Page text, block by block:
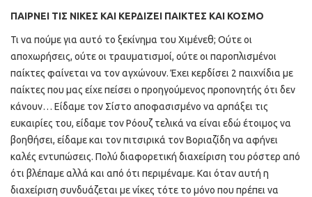
ΠΑΙΡΝΕΙ ΤΙΣ ΝΙΚΕΣ ΚΑΙ ΚΕΡΔΙΖΕΙ ΠΑΙΚΤΕΣ ΚΑΙ ΚΟΣΜΟ
Τι να πούμε για αυτό το ξεκίνημα του Χιμένεθ; Ούτε οι
αποχωρήσεις, ούτε οι τραυματισμοί, ούτε οι παροπλισμένοι
παίκτες φαίνεται να τον αγχώνουν. Έχει κερδίσει 2 παιχνίδια με
παίκτες που μας είχε πείσει ο προηγούμενος προπονητής ότι δεν
κάνουν… Είδαμε τον Σίστο αποφασισμένο να αρπάξει τις
ευκαιρίες του, είδαμε τον Ρόουζ τελικά να είναι εδώ έτοιμος να
βοηθήσει, είδαμε και τον πιτσιρικά τον Βοριαζίδη να αφήνει
καλές εντυπώσεις. Πολύ διαφορετική διαχείριση του ρόστερ από
ότι βλέπαμε αλλά και από ότι περιμέναμε. Και όταν αυτή η
διαχείριση συνδυάζεται με νίκες τότε το μόνο που πρέπει να